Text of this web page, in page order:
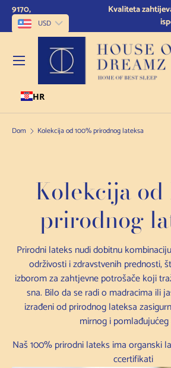
Preskoči na sadržaj
Kvaliteta zahtijeva vrijeme! Svi madraci
isporučuju se u roku od
HR
Pretraživanje
Vrsta proizvoda
Jelovnik
Dom Kolekcija od 100% prirodnog lateksa
Kolekcija
prirodnog
Prirodni lateks nudi dobitnu
održivosti i zdravstvenih prednosti,
izborom za zahtjevne potrošače koji
sna. Bilo da se radi o madracima ili
izrađeni od prirodnog lateksa
mirnog i pomlađujućeg
Naš 100% prirodni lateks ima organski
ccertifikati
USD